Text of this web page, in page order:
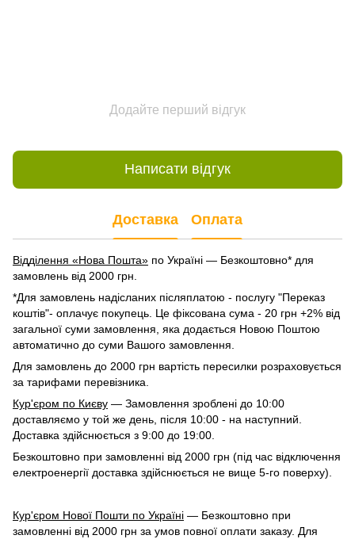
Додайте перший відгук
Написати відгук
Доставка Оплата
Відділення «Нова Пошта» по Україні — Безкоштовно* для
замовлень від 2000 грн.
*Для замовлень надісланих післяплатою - послугу "Переказ
коштів"- оплачує покупець. Це фіксована сума - 20 грн +2% від
загальної суми замовлення, яка додається Новою Поштою
автоматично до суми Вашого замовлення.
Для замовлень до 2000 грн вартість пересилки розраховується
за тарифами перевізника.
Кур'єром по Києву — Замовлення зроблені до 10:00
доставляємо у той же день, після 10:00 - на наступний.
Доставка здійснюється з 9:00 до 19:00.
Безкоштовно при замовленні від 2000 грн (під час відключення
електроенергії доставка здійснюється не вище 5-го поверху).
Кур'єром Нової Пошти по Україні — Безкоштовно при
замовленні від 2000 грн за умов повної оплати заказу. Для